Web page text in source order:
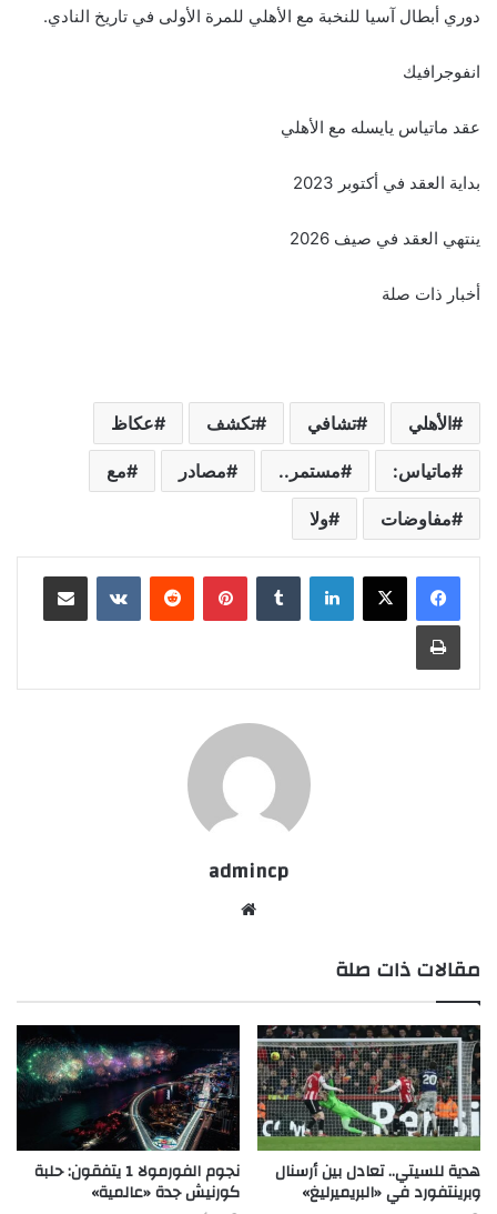
دوري أبطال آسيا للنخبة مع الأهلي للمرة الأولى في تاريخ النادي.
انفوجرافيك
عقد ماتياس يايسله مع الأهلي
بداية العقد في أكتوبر 2023
ينتهي العقد في صيف 2026
أخبار ذات صلة
الأهلي تشافي تكشف عكاظ
ماتياس: مستمر.. مصادر مع
مفاوضات ولا
لينكدإن بينتيريست
admincp
مقالات ذات صلة
هدية للسيتي.. تعادل بين أرسنال
وبرينتفورد في «البريميرليغ»
نجوم الفورمولا 1 يتفقون: حلبة
كورنيش جدة «عالمية»